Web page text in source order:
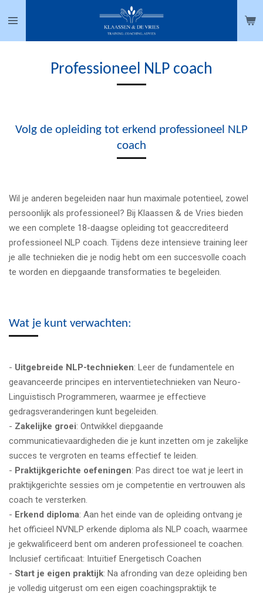
direct
naar
hoofdinhoudProfessioneel NLP coach
Volg de opleiding tot erkend professioneel NLP
coach
Wil je anderen begeleiden naar hun maximale potentieel, zowel
persoonlijk als professioneel? Bij Klaassen & de Vries bieden
we een complete 18-daagse opleiding tot geaccrediteerd
professioneel NLP coach. Tijdens deze intensieve training leer
je alle technieken die je nodig hebt om een succesvolle coach
te worden en diepgaande transformaties te begeleiden.
Wat je kunt verwachten:
- Uitgebreide NLP-technieken: Leer de fundamentele en
geavanceerde principes en interventietechnieken van Neuro-
Linguïstisch Programmeren, waarmee je effectieve
gedragsveranderingen kunt begeleiden.
- Zakelijke groei: Ontwikkel diepgaande
communicatievaardigheden die je kunt inzetten om je zakelijke
succes te vergroten en teams effectief te leiden.
- Praktijkgerichte oefeningen: Pas direct toe wat je leert in
praktijkgerichte sessies om je competentie en vertrouwen als
coach te versterken.
- Erkend diploma: Aan het einde van de opleiding ontvang je
het officieel NVNLP erkende diploma als NLP coach, waarmee
je gekwalificeerd bent om anderen professioneel te coachen.
Inclusief certificaat: Intuïtief Energetisch Coachen
- Start je eigen praktijk: Na afronding van deze opleiding ben
je volledig uitgerust om een eigen coachingspraktijk te